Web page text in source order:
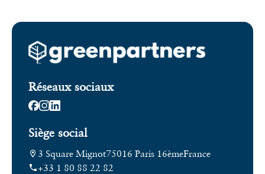
Réseaux sociaux
Siège social
3 Square Mignot75016 Paris 16èmeFrance
+33 1 80 88 22 82